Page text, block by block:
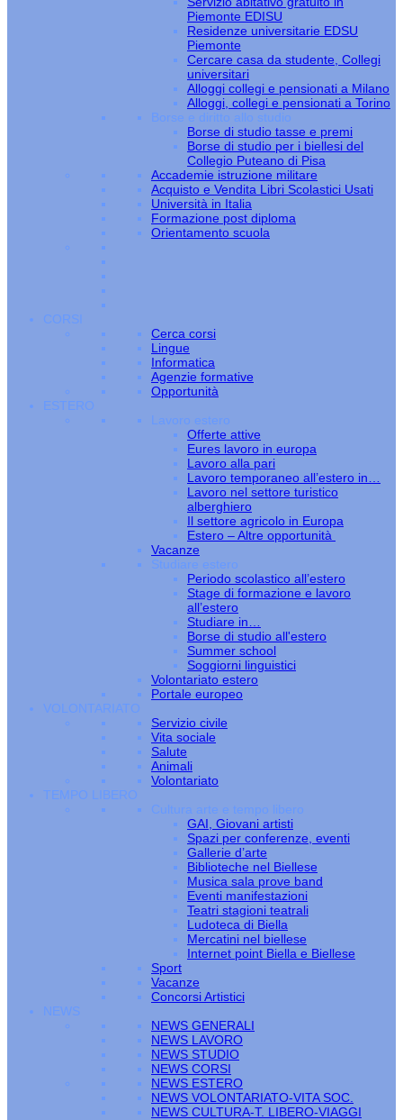
Piemonte EDISU
Residenze universitarie EDSU
Piemonte
Cercare casa da studente, Collegi
universitari
Alloggi collegi e pensionati a Milano
Alloggi, collegi e pensionati a Torino
Borse e diritto allo studio
Borse di studio tasse e premi
Borse di studio per i biellesi del
Collegio Puteano di Pisa
Accademie istruzione militare
Acquisto e Vendita Libri Scolastici Usati
Università in Italia
Formazione post diploma
Orientamento scuola
CORSI
Cerca corsi
Lingue
Informatica
Agenzie formative
Opportunità
ESTERO
Lavoro estero
Offerte attive
Eures lavoro in europa
Lavoro alla pari
Lavoro temporaneo all’estero in…
Lavoro nel settore turistico
alberghiero
Il settore agricolo in Europa
Estero – Altre opportunità
Vacanze
Studiare estero
Periodo scolastico all’estero
Stage di formazione e lavoro
all’estero
Studiare in…
Borse di studio all'estero
Summer school
Soggiorni linguistici
Volontariato estero
Portale europeo
VOLONTARIATO
Servizio civile
Vita sociale
Salute
Animali
Volontariato
TEMPO LIBERO
Cultura arte e tempo libero
GAI, Giovani artisti
Spazi per conferenze, eventi
Gallerie d’arte
Biblioteche nel Biellese
Musica sala prove band
Eventi manifestazioni
Teatri stagioni teatrali
Ludoteca di Biella
Mercatini nel biellese
Internet point Biella e Biellese
Sport
Vacanze
Concorsi Artistici
NEWS
NEWS GENERALI
NEWS LAVORO
NEWS STUDIO
NEWS CORSI
NEWS ESTERO
NEWS VOLONTARIATO-VITA SOC.
NEWS CULTURA-T. LIBERO-VIAGGI